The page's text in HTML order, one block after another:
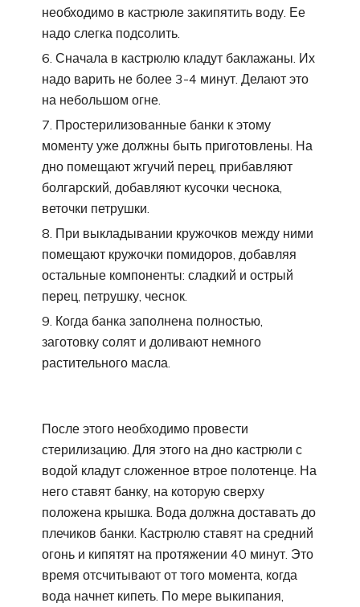
необходимо в кастрюле закипятить воду. Ее
надо слегка подсолить.
Сначала в кастрюлю кладут баклажаны. Их
надо варить не более 3-4 минут. Делают это
на небольшом огне.
Простерилизованные банки к этому
моменту уже должны быть приготовлены. На
дно помещают жгучий перец, прибавляют
болгарский, добавляют кусочки чеснока,
веточки петрушки.
При выкладывании кружочков между ними
помещают кружочки помидоров, добавляя
остальные компоненты: сладкий и острый
перец, петрушку, чеснок.
Когда банка заполнена полностью,
заготовку солят и доливают немного
растительного масла.
После этого необходимо провести
стерилизацию. Для этого на дно кастрюли с
водой кладут сложенное втрое полотенце. На
него ставят банку, на которую сверху
положена крышка. Вода должна доставать до
плечиков банки. Кастрюлю ставят на средний
огонь и кипятят на протяжении 40 минут. Это
время отсчитывают от того момента, когда
вода начнет кипеть. По мере выкипания,